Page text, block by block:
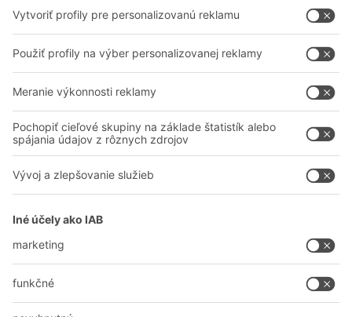
Profesionálne sklady
Kontaktný formulár
O nás
Naše výrobné závody
Zdieľať
A BIT O F
YOUR LIFE.
038 760 00 86
© 2026 BITO-Lagertechnik Bittmann GmbH